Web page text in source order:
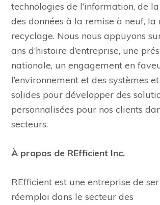
technologies de l’information, de
des données à la remise à neuf, la
recyclage. Nous nous appuyons
ans d’histoire d’entreprise, une
nationale, un engagement en
l’environnement et des systèmes
solides pour développer des
personnalisées pour nos clients
secteurs.
À propos de REfficient Inc.
REfficient est une entreprise de
réemploi dans le secteur des